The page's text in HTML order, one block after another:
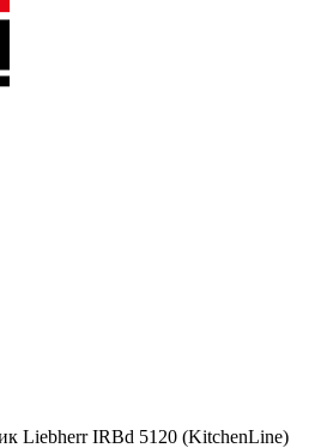
Liebherr IRBd 5120 (KitchenLine)